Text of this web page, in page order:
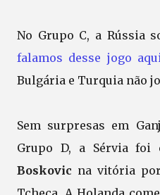
No Grupo C, a Rússia
falamos desse jogo
Bulgária e Turquia não
Sem surpresas em
Grupo D, a Sérvia foi
Boskovic na vitória